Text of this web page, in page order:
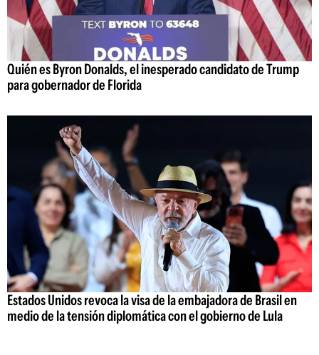
Quién es Byron Donalds, el inesperado candidato de Trump
para gobernador de Florida
Estados Unidos revoca la visa de la embajadora de Brasil en
medio de la tensión diplomática con el gobierno de Lula